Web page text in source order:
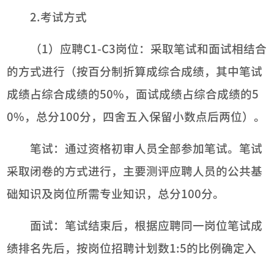
2.考试方式
（1）应聘C1-C3岗位：采取笔试和面试相结合
的方式进行（按百分制折算成综合成绩，其中笔试
成绩占综合成绩的50%，面试成绩占综合成绩的5
0%，总分100分，四舍五入保留小数点后两位）。
笔试：通过资格初审人员全部参加笔试。笔试
采取闭卷的方式进行，主要测评应聘人员的公共基
础知识及岗位所需专业知识，总分100分。
面试：笔试结束后，根据应聘同一岗位笔试成
绩排名先后，按岗位招聘计划数1:5的比例确定入